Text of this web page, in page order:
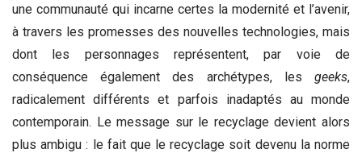
une communauté qui incarne certes la modernité et l’avenir,
à travers les promesses des nouvelles technologies, mais
dont les personnages représentent, par voie de
conséquence également des archétypes, les geeks,
radicalement différents et parfois inadaptés au monde
contemporain. Le message sur le recyclage devient alors
plus ambigu : le fait que le recyclage soit devenu la norme